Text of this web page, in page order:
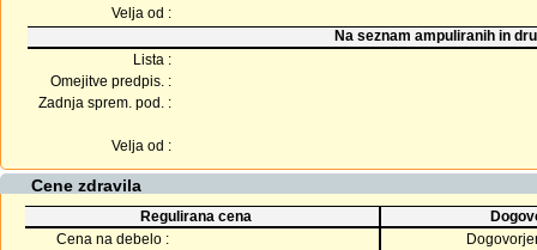
Velja od :
Na seznam ampuliranih in
Lista :
Omejitve predpis. :
Zadnja sprem. pod. :
Velja od :
Cene zdravila
Regulirana cena
Cena na debelo :